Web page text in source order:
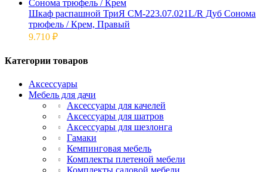
Шкаф распашной ТриЯ СМ-223.07.021L/R Дуб Сонома
трюфель / Крем, Правый
9.710 ₽
Категории товаров
Аксессуары
Мебель для дачи
Аксессуары для качелей
Аксессуары для шатров
Аксессуары для шезлонга
Гамаки
Кемпинговая мебель
Комплекты плетеной мебели